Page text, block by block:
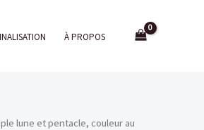
À PROPOS
lune et pentacle, couleur au